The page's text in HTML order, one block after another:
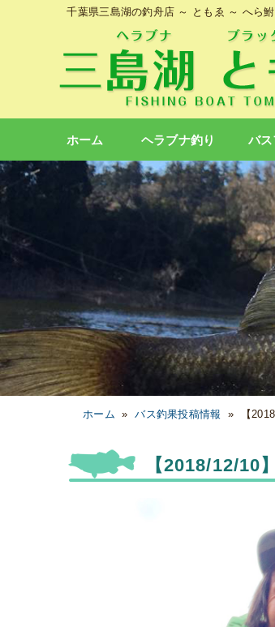
千葉県三島湖の釣舟店 ～ ともゑ ～ へら
ホーム ヘラブナ釣り バ
ホーム »バス釣果投稿情報 » 【
【2018/12/10